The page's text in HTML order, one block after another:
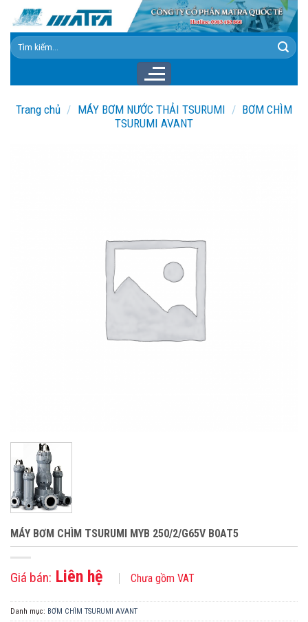
content
Tìm
kiếm:
Trang chủ / MÁY BƠM NƯỚC THẢI TSURUMI / BƠM CHÌM
TSURUMI AVANT
MÁY BƠM CHÌM TSURUMI MYB 250/2/G65V B0AT5
Giá bán: Liên hệ Chưa gồm VAT
Danh mục: BƠM CHÌM TSURUMI AVANT